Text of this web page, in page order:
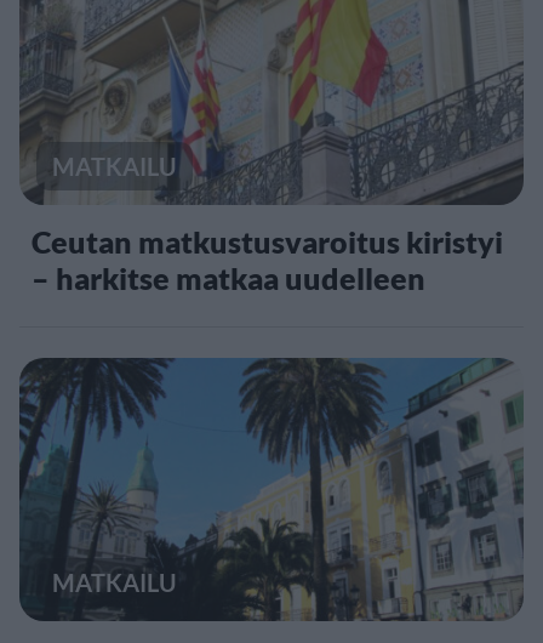
MATKAILU
Ceutan matkustusvaroitus kiristyi
– harkitse matkaa uudelleen
MATKAILU